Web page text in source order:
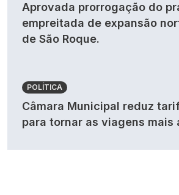
Aprovada prorrogação do
empreitada de expansão
de São Roque.
POLÍTICA
Câmara Municipal reduz
para tornar as viagens mais